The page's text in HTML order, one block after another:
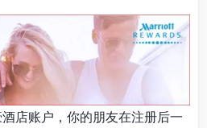
店账户，你的朋友在注册后一